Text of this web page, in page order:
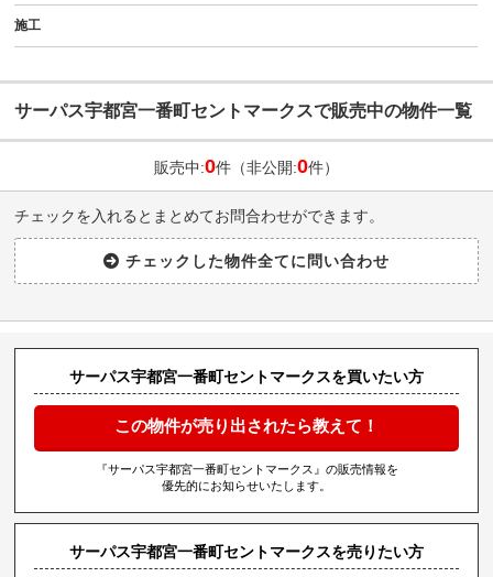
施工
サーパス宇都宮一番町セントマークスで販売中の物件一覧
販売中:0件（非公開:0件）
チェックを入れるとまとめてお問合わせができます。
サーパス宇都宮一番町セントマークスを買いたい方
この物件が売り出されたら教えて！
『サーパス宇都宮一番町セントマークス』の販売情報を
優先的にお知らせいたします。
サーパス宇都宮一番町セントマークスを売りたい方